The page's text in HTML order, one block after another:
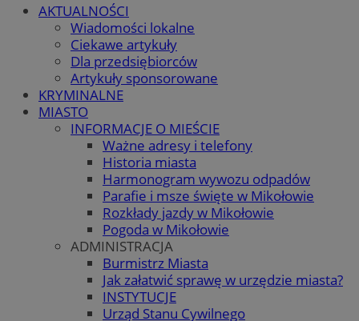
AKTUALNOŚCI
Wiadomości lokalne
Ciekawe artykuły
Dla przedsiębiorców
Artykuły sponsorowane
KRYMINALNE
MIASTO
INFORMACJE O MIEŚCIE
Ważne adresy i telefony
Historia miasta
Harmonogram wywozu odpadów
Parafie i msze święte w Mikołowie
Rozkłady jazdy w Mikołowie
Pogoda w Mikołowie
ADMINISTRACJA
Burmistrz Miasta
Jak załatwić sprawę w urzędzie miasta?
INSTYTUCJE
Urząd Stanu Cywilnego